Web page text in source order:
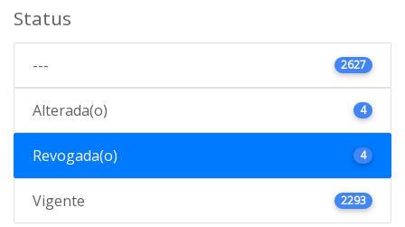
Status
--- 2627
Alterada(o) 4
Revogada(o) 4
Vigente 2293